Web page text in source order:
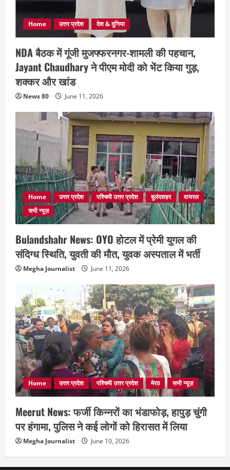
Home उत्तर प्रदेश देश & दुनिया
NDA बैठक में गूंजी मुजफ्फरनगर-शामली की पहचान,
Jayant Chaudhary ने पीएम मोदी को भेंट किया गुड़,
शक्कर और खांड
News 80 June 11, 2026
Home उत्तर प्रदेश पश्चिमी उत्तर प्रदेश बुलंदशहर
वायरल
सभी न्यूज़
Bulandshahr News: OYO होटल में प्रेमी युगल की
संदिग्ध स्थिति, युवती की मौत, युवक अस्पताल में भर्ती
Megha Journalist June 11, 2026
Home उत्तर प्रदेश पश्चिमी उत्तर प्रदेश मेरठ सभी न्यूज़
Meerut News: फर्जी किन्नरों का भंडाफोड़, हापुड़ चुंगी
पर हंगामा, पुलिस ने कई लोगों को हिरासत में लिया
Megha Journalist June 10, 2026